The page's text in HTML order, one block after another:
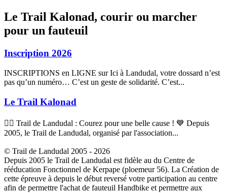
Le Trail Kalonad, courir ou marcher
pour un fauteuil
Inscription 2026
INSCRIPTIONS en LIGNE sur Ici à Landudal, votre dossard n’est
pas qu’un numéro… C’est un geste de solidarité. C’est...
Le Trail Kalonad
🏃‍♂️ Trail de Landudal : Courez pour une belle cause ! 💙 Depuis
2005, le Trail de Landudal, organisé par l'association...
© Trail de Landudal 2005 - 2026
Depuis 2005 le Trail de Landudal est fidèle au du Centre de
rééducation Fonctionnel de Kerpape (ploemeur 56). La Création de
cette épreuve à depuis le début reversé votre participation au centre
afin de permettre l'achat de fauteuil Handbike et permettre aux